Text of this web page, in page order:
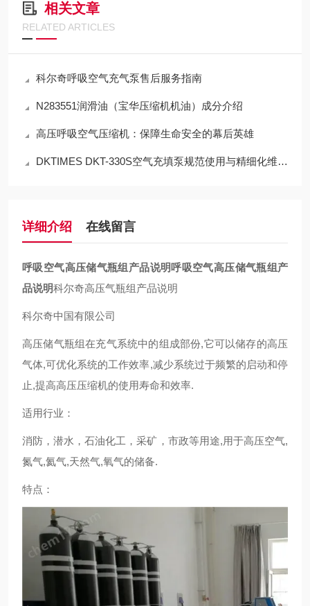
相关文章
RELATED ARTICLES
科尔奇呼吸空气充气泵售后服务指南
N283551润滑油（宝华压缩机机油）成分介绍
高压呼吸空气压缩机：保障生命安全的幕后英雄
DKTIMES DKT-330S空气充填泵规范使用与精细化维保技术指南
详细介绍 在线留言
呼吸空气高压储气瓶组产品说明呼吸空气高压储气瓶组产
品说明科尔奇高压气瓶组产品说明
科尔奇中国有限公司
高压储气瓶组在充气系统中的组成部份,它可以储存的高压
气体,可优化系统的工作效率,减少系统过于频繁的启动和停
止,提高高压压缩机的使用寿命和效率.
适用行业：
消防，潜水，石油化工，采矿，市政等用途,用于高压空气,
氮气,氦气,天然气,氧气的储备.
特点：